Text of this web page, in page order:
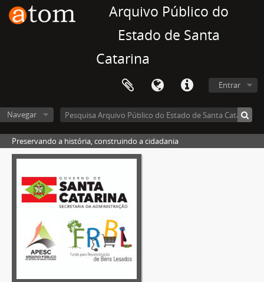
Arquivo Público do
Estado de Santa
Catarina
Entrar
Navegar
Preservando a história, construindo a cidadania